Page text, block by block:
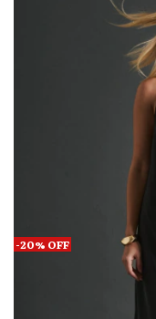
-20% OFF